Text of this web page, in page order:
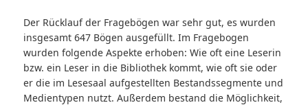
Der Rücklauf der Fragebögen war sehr gut, es wurden
insgesamt 647 Bögen ausgefüllt. Im Fragebogen
wurden folgende Aspekte erhoben: Wie oft eine Leserin
bzw. ein Leser in die Bibliothek kommt, wie oft sie oder
er die im Lesesaal aufgestellten Bestandssegmente und
Medientypen nutzt. Außerdem bestand die Möglichkeit,